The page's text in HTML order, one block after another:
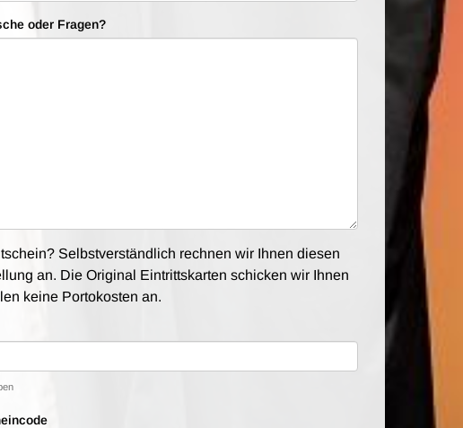
oder Fragen?
Selbstverständlich rechnen wir Ihnen diesen
an. Die Original Eintrittskarten schicken wir Ihnen
keine Portokosten an.